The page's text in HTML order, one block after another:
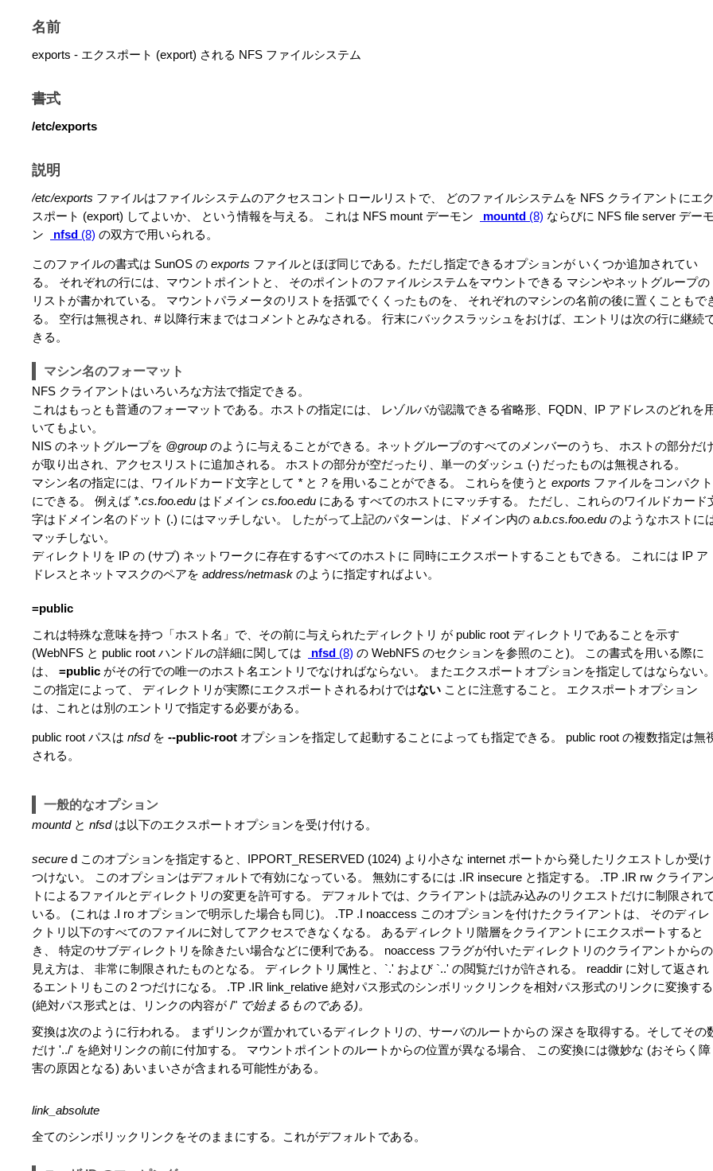
名前
exports - エクスポート (export) される NFS ファイルシステム
書式
/etc/exports
説明
/etc/exports ファイルはファイルシステムのアクセスコントロールリストで、 どのファイルシステムを NFS クライアントにエク
スポート (export) してよいか、 という情報を与える。 これは NFS mount デーモン
mountd (8) ならびに NFS file server デーモ
ン
nfsd (8) の双方で用いられる。
このファイルの書式は SunOS の exports ファイルとほぼ同じである。ただし指定できるオプションが いくつか追加されてい
る。 それぞれの行には、マウントポイントと、 そのポイントのファイルシステムをマウントできる マシンやネットグループの
リストが書かれている。 マウントパラメータのリストを括弧でくくったものを、 それぞれのマシンの名前の後に置くこともで
る。 空行は無視され、# 以降行末まではコメントとみなされる。 行末にバックスラッシュをおけば、エントリは次の行に継続
きる。
マシン名のフォーマット
NFS クライアントはいろいろな方法で指定できる。
これはもっとも普通のフォーマットである。ホストの指定には、 レゾルバが認識できる省略形、FQDN、IP アドレスのどれを
いてもよい。
NIS のネットグループを @group のように与えることができる。ネットグループのすべてのメンバーのうち、 ホストの部分だけ
が取り出され、アクセスリストに追加される。 ホストの部分が空だったり、単一のダッシュ (-) だったものは無視される。
マシン名の指定には、ワイルドカード文字として * と ?を用いることができる。 これらを使うと exports ファイルをコンパクト
にできる。 例えば *.cs.foo.edu はドメイン cs.foo.edu にある すべてのホストにマッチする。 ただし、これらのワイルドカード
字はドメイン名のドット (.) にはマッチしない。 したがって上記のパターンは、ドメイン内の a.b.cs.foo.edu のようなホストに
マッチしない。
ディレクトリを IP の (サブ) ネットワークに存在するすべてのホストに 同時にエクスポートすることもできる。 これには IP ア
ドレスとネットマスクのペアを address/netmask のように指定すればよい。
=public
これは特殊な意味を持つ「ホスト名」で、その前に与えられたディレクトリ が public root ディレクトリであることを示す
(WebNFS と public root ハンドルの詳細に関しては
nfsd (8) の WebNFS のセクションを参照のこと)。 この書式を用いる際に
は、 =public がその行での唯一のホスト名エントリでなければならない。 またエクスポートオプションを指定してはならない。
この指定によって、 ディレクトリが実際にエクスポートされるわけではない ことに注意すること。 エクスポートオプション
は、これとは別のエントリで指定する必要がある。
public root パスは nfsdを --public-root オプションを指定して起動することによっても指定できる。 public root の複数指定は無
される。
一般的なオプション
mountdと nfsdは以下のエクスポートオプションを受け付ける。
secure d このオプションを指定すると、IPPORT_RESERVED (1024) より小さな internet ポートから発したリクエストしか受け
つけない。 このオプションはデフォルトで有効になっている。 無効にするには .IR insecure と指定する。 .TP .IR rw クライア
トによるファイルとディレクトリの変更を許可する。 デフォルトでは、クライアントは読み込みのリクエストだけに制限されて
いる。 (これは .I ro オプションで明示した場合も同じ)。 .TP .I noaccess このオプションを付けたクライアントは、 そのディレ
クトリ以下のすべてのファイルに対してアクセスできなくなる。 あるディレクトリ階層をクライアントにエクスポートすると
き、 特定のサブディレクトリを除きたい場合などに便利である。 noaccess フラグが付いたディレクトリのクライアントからの
見え方は、 非常に制限されたものとなる。 ディレクトリ属性と、`.' および `..' の閲覧だけが許される。 readdir に対して返され
るエントリもこの 2 つだけになる。 .TP .IR link_relative 絶対パス形式のシンボリックリンクを相対パス形式のリンクに変換する
(絶対パス形式とは、リンクの内容が /" で始まるものである)。
変換は次のように行われる。 まずリンクが置かれているディレクトリの、サーバのルートからの 深さを取得する。そしてその
だけ '../' を絶対リンクの前に付加する。 マウントポイントのルートからの位置が異なる場合、 この変換には微妙な (おそらく障
害の原因となる) あいまいさが含まれる可能性がある。
link_absolute
全てのシンボリックリンクをそのままにする。これがデフォルトである。